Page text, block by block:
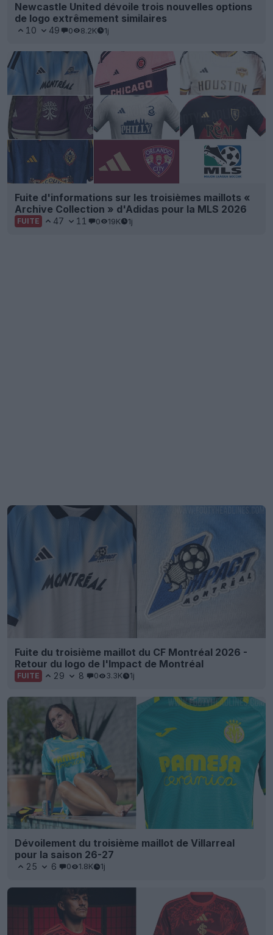
Newcastle United dévoile trois nouvelles options
de logo extrêmement similaires
10 49 0 8.2K 1j
Fuite d'informations sur les troisièmes maillots «
Archive Collection » d'Adidas pour la MLS 2026
FUITE 47 11 0 19K 1j
Fuite du troisième maillot du CF Montréal 2026 -
Retour du logo de l'Impact de Montréal
FUITE 29 8 0 3.3K 1j
Dévoilement du troisième maillot de Villarreal
pour la saison 26-27
25 6 0 1.8K 1j